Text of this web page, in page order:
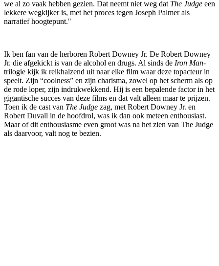
we al zo vaak hebben gezien. Dat neemt niet weg dat The Judge een
lekkere wegkijker is, met het proces tegen Joseph Palmer als
narratief hoogtepunt."
Ik ben fan van de herboren Robert Downey Jr. De Robert Downey
Jr. die afgekickt is van de alcohol en drugs. Al sinds de Iron Man-
trilogie kijk ik reikhalzend uit naar elke film waar deze topacteur in
speelt. Zijn “coolness” en zijn charisma, zowel op het scherm als op
de rode loper, zijn indrukwekkend. Hij is een bepalende factor in het
gigantische succes van deze films en dat valt alleen maar te prijzen.
Toen ik de cast van The Judge zag, met Robert Downey Jr. en
Robert Duvall in de hoofdrol, was ik dan ook meteen enthousiast.
Maar of dit enthousiasme even groot was na het zien van The Judge
als daarvoor, valt nog te bezien.